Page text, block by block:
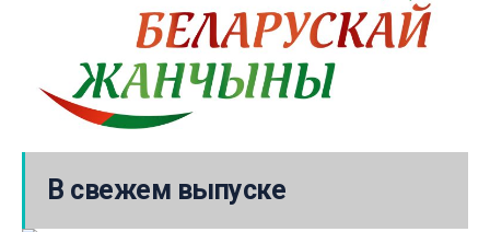
В свежем выпуске